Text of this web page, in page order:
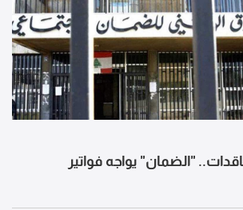
"الضمان" يواجه فواتير